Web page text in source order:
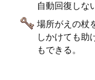
自動回復しな
場所がえの杖
しかけても助
もできる。